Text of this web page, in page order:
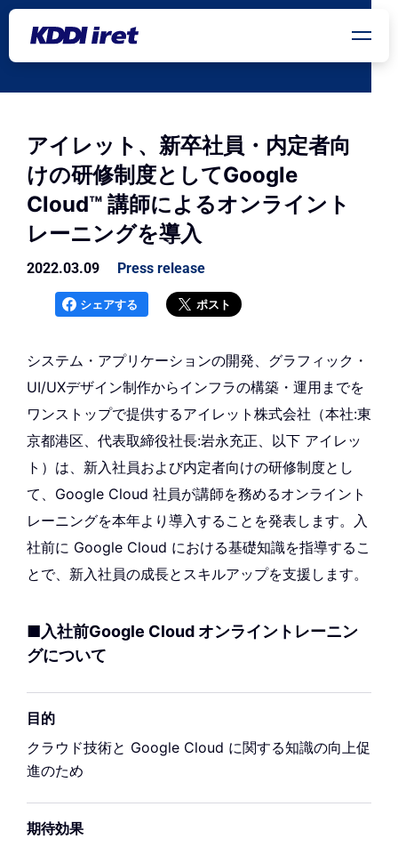
メインコンテンツにスキップ
アイレット、新卒社員・内定者向
けの研修制度としてGoogle
Cloud™ 講師によるオンライント
レーニングを導入
2022.03.09 Press release
シェアする ポスト
システム・アプリケーションの開発、グラフィック・
UI/UXデザイン制作からインフラの構築・運用までを
ワンストップで提供するアイレット株式会社（本社:東
京都港区、代表取締役社長:岩永充正、以下 アイレッ
ト）は、新入社員および内定者向けの研修制度とし
て、Google Cloud 社員が講師を務めるオンライント
レーニングを本年より導入することを発表します。入
社前に Google Cloud における基礎知識を指導するこ
とで、新入社員の成長とスキルアップを支援します。
■入社前Google Cloud オンライントレーニン
グについて
目的
クラウド技術と Google Cloud に関する知識の向上促
進のため
期待効果